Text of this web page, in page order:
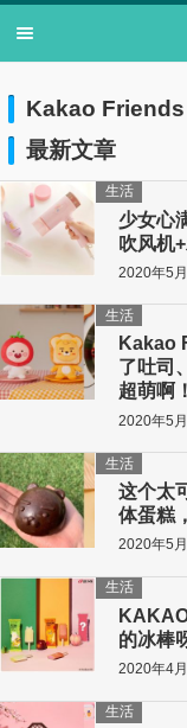
Kakao Friends
最新文章
少女心
吹风机
生活
2020年5
Kakao
了吐司
超萌啊！
生活
2020年5
这个太
体蛋糕
生活
2020年5
的冰棒
生活
2020年4
生活